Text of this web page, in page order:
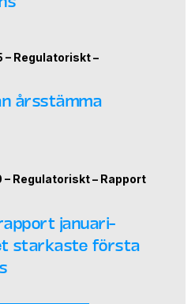
– Regulatoriskt–
årsstämma
– Regulatoriskt– Rapport
januari–
starkaste första